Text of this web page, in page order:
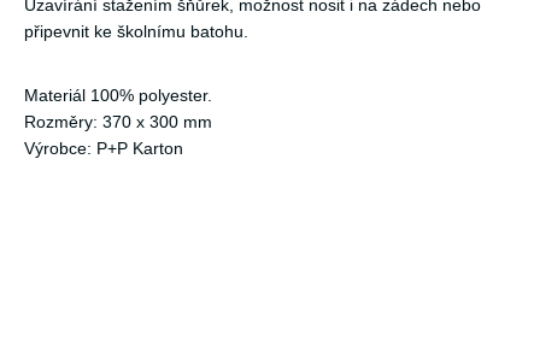
Uzavírání stažením šňůrek, možnost nosit i na zádech nebo
připevnit ke školnímu batohu.
Materiál 100% polyester.
Rozměry: 370 x 300 mm
Výrobce: P+P Karton